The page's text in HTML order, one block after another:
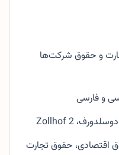
و حقوق شرکت‌ها
و فارسی
اقتصادی، حقوق تجارت